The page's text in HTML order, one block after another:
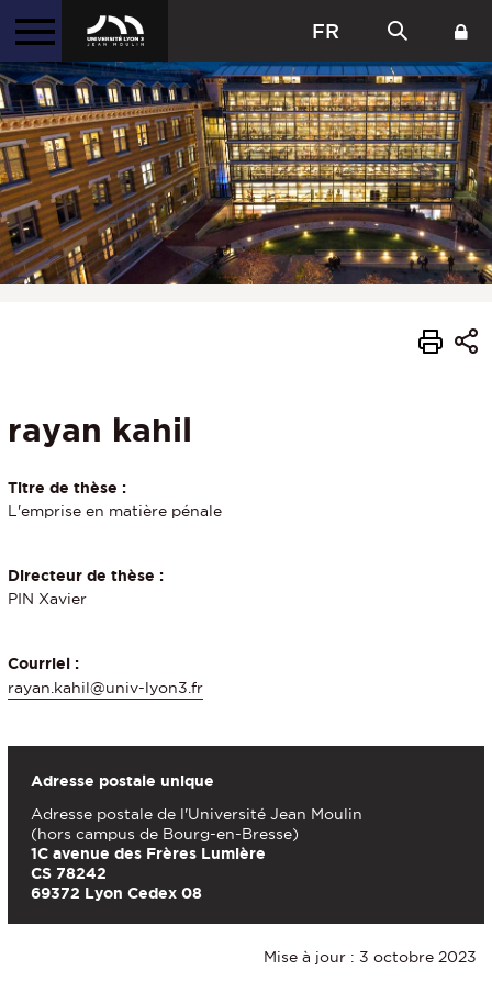
FR
rayan kahil
Titre de thèse :
L'emprise en matière pénale
Directeur de thèse :
PIN Xavier
Courriel :
rayan.kahil@univ-lyon3.fr
Adresse postale unique
Adresse postale de l'Université Jean Moulin
(hors campus de Bourg-en-Bresse)
1C avenue des Frères Lumière
CS 78242
69372 Lyon Cedex 08
Mise à jour : 3 octobre 2023